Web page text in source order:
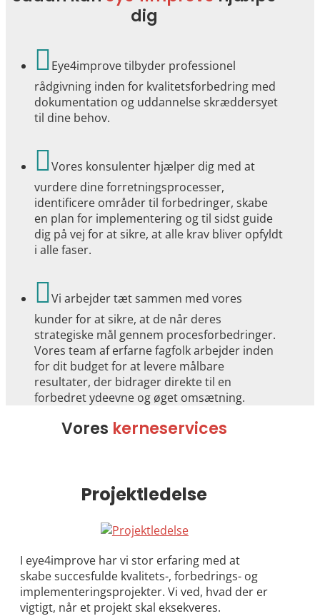
dig
 Eye4improve tilbyder professionel
rådgivning inden for kvalitetsforbedring med
dokumentation og uddannelse skræddersyet
til dine behov.
 Vores konsulenter hjælper dig med at
vurdere dine forretningsprocesser,
identificere områder til forbedringer, skabe
en plan for implementering og til sidst guide
dig på vej for at sikre, at alle krav bliver opfyldt
i alle faser.
 Vi arbejder tæt sammen med vores
kunder for at sikre, at de når deres
strategiske mål gennem procesforbedringer.
Vores team af erfarne fagfolk arbejder inden
for dit budget for at levere målbare
resultater, der bidrager direkte til en
forbedret ydeevne og øget omsætning.
Vores kerneservices
Projektledelse
I eye4improve har vi stor erfaring med at
skabe succesfulde kvalitets-, forbedrings- og
implementeringsprojekter. Vi ved, hvad der er
vigtigt, når et projekt skal eksekveres.